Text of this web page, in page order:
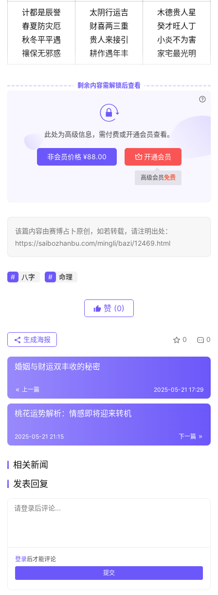
计都是辰誉
春夏防灾厄
秋冬平平遇
禳保无邪惑
太阴行运吉
财喜两三重
贵人来接引
耕作遇年丰
木德贵人星
癸才旺人丁
小炎不为害
家宅最光明
剩余内容需解锁后查看
此处为高级信息，需付费或开通会员查看。
非会员价格 ¥88.00 开通会员
高级会员免费
该篇内容由赛博占卜原创，如若转载，请注明出处：
https://saibozhanbu.com/mingli/bazi/12469.html
八字 命理
赞 (0)
0 0
生成海报
婚姻与财运双丰收的秘密
上一篇 2025-05-21 17:29
桃花运势解析：情感即将迎来转机
下一篇
2025-05-21 21:15
相关新闻
发表回复
请登录后评论...
登录后才能评论
提交